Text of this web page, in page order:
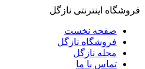
فروشگاه اینترنتی نازگل
صفحه نخست
فروشگاه نازگل
مجله نازگل
تماس با ما